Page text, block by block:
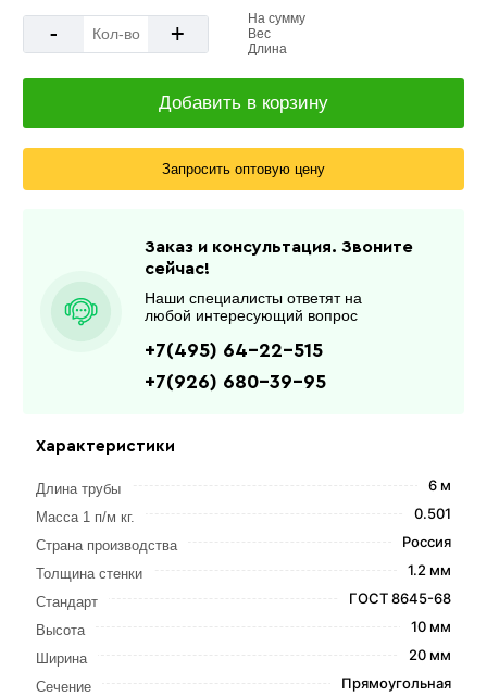
Характеристики
Длина трубы 6 м
Масса 1 п/м кг. 0.501
Страна производства Россия
Толщина стенки 1.2 мм
Стандарт ГОСТ 8645-68
Высота 10 мм
Ширина 20 мм
Сечение Прямоугольная
- +
На сумму
Вес
Длина
Добавить в корзину
Запросить оптовую цену
Заказ и консультация. Звоните
сейчас!
Наши специалисты ответят на
любой интересующий вопрос
+7(495) 64-22-515
+7(926) 680-39-95